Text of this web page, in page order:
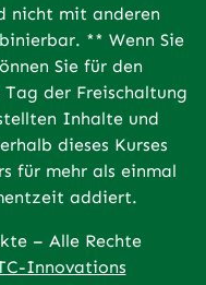
nicht mit anderen
** Wenn Sie
Sie für den
der Freischaltung
Inhalte und
dieses Kurses
für mehr als einmal
addiert.
– Alle Rechte
Innovations